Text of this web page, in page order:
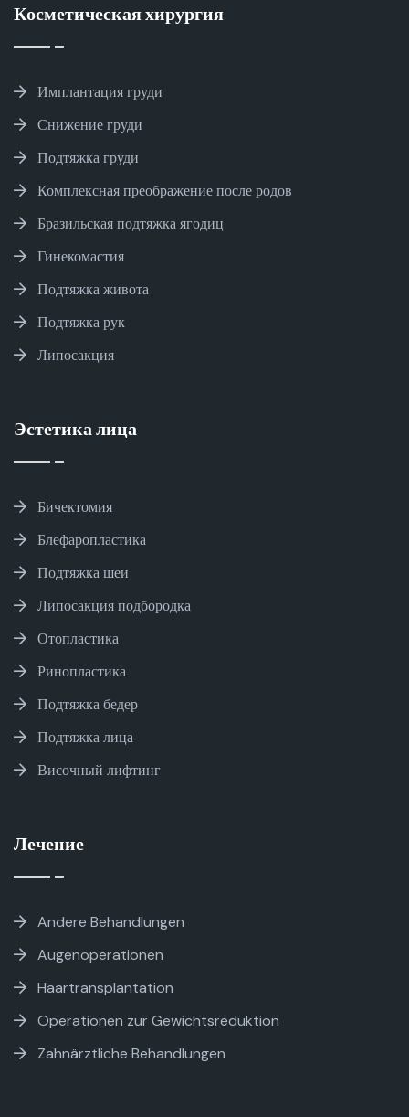
Косметическая хирургия
Имплантация груди
Снижение груди
Подтяжка груди
Комплексная преображение после родов
Бразильская подтяжка ягодиц
Гинекомастия
Подтяжка живота
Подтяжка рук
Липосакция
Эстетика лица
Бичектомия
Блефаропластика
Подтяжка шеи
Липосакция подбородка
Отопластика
Ринопластика
Подтяжка бедер
Подтяжка лица
Височный лифтинг
Лечение
Andere Behandlungen
Augenoperationen
Haartransplantation
Operationen zur Gewichtsreduktion
Zahnärztliche Behandlungen